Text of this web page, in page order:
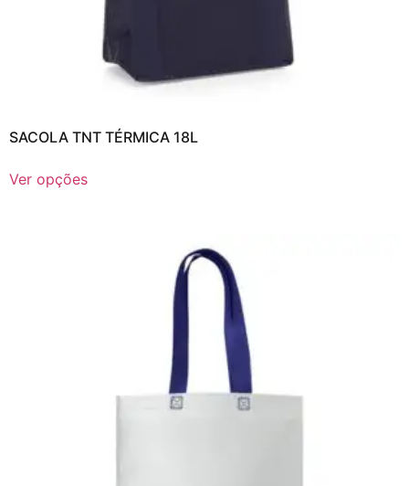
SACOLA TNT TÉRMICA 18L
Ver opções